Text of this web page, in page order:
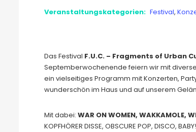
Veranstaltungskategorien: Festival,
Das Festival F.U.C. – Fragments of Urban
Septemberwochenende feiern wir mit
ein vielseitiges Programm mit Konzerten,
wunderschön im Haus und auf unserem
Mit dabei: WAR ON WOMEN, WAKKAMOLE,
KOPFHÖRER DISSE, OBSCURE POP, DISCO,